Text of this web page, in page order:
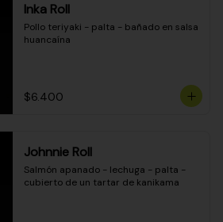
Inka Roll
Pollo teriyaki - palta - bañado en salsa
huancaína
$6.400
Johnnie Roll
Salmón apanado - lechuga - palta -
cubierto de un tartar de kanikama